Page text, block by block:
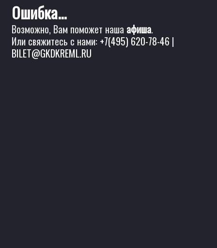
Ошибка...
Возможно, Вам поможет наша афиша.
Или свяжитесь с нами: +7(495) 620-78-46 |
BILET@GKDKREML.RU